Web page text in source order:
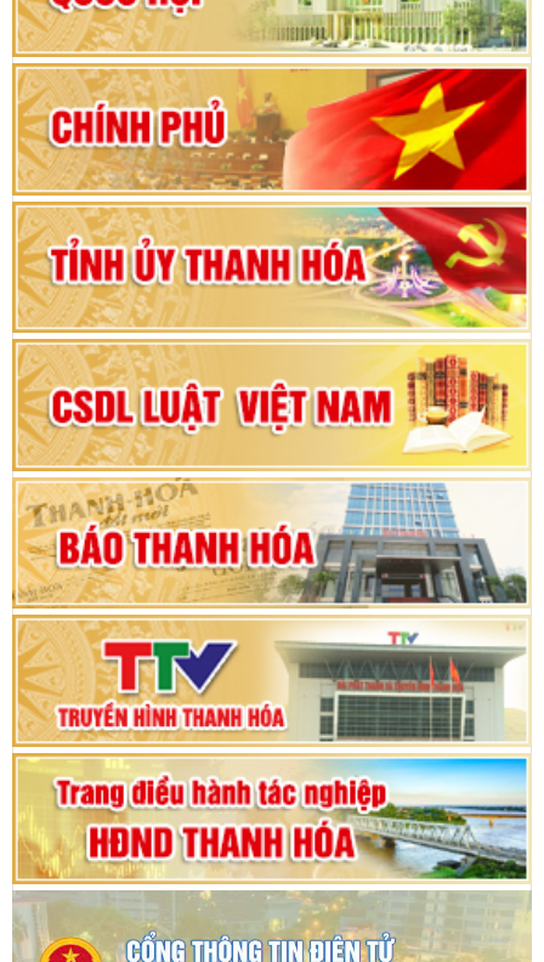
Hướng dẫn quy trình bỏ phiếu bầu cử ĐBQH
khoá XVI và đại biểu HĐND các cấp nhiệm kỳ
2026-2031
80 năm Quốc hội Việt Nam: vì lợi ích Nhân dân,
vì sự phát triển của đất nước
Bộ Chính trị duyệt nội dung Đại hội đại biểu
Đảng bộ tỉnh Thanh Hóa lần thứ XX, nhiệm kỳ
2025 - 2030
Đại hội đại biểu Đảng bộ xã Yên Thọ lần thứ I,
nhiệm kỳ 2025 – 2030
Đại hội Đảng bộ xã Yên Ninh lần thứ nhất,
nhiệm kỳ 2025 - 2030
Khai mạc Kỳ họp bất thường lần thứ 9, Quốc
hội khóa XV
Phiên thảo luận Kỳ họp thứ 24, HĐND tỉnh
Thanh Hóa khóa XVIII, nhiệm kỳ 2021 - 2026
Bế mạc Kỳ họp thứ hai bốn, Hội đồng nhân dân
tỉnh khoá XVIII